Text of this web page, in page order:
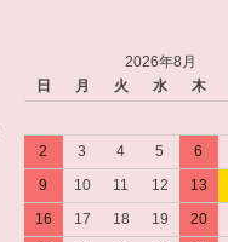
2026年8月
日
月 火 水 木
2
3 4 5 6
9
10 11 12 13
16
17 18 19 20